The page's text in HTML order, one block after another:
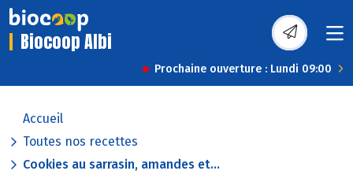
Biocoop Albi
Prochaine ouverture : Lundi 09:00
Accueil
Toutes nos recettes
Cookies au sarrasin, amandes et...